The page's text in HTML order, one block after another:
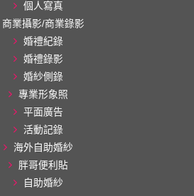
個人寫真
商業攝影/商業錄影
婚禮紀錄
婚禮錄影
婚紗側錄
專業形象照
平面廣告
活動記錄
海外自助婚紗
胖哥便利貼
自助婚紗